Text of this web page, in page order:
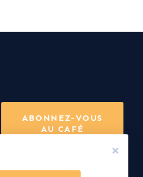
ABONNEZ-VOUS
AU CAFÉ